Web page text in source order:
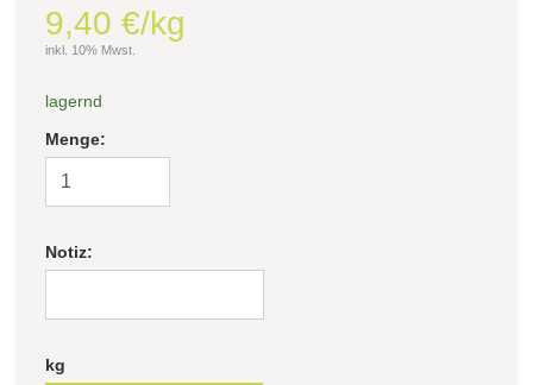
9,40 €/kg
inkl. 10% Mwst.
lagernd
Menge:
Notiz:
kg